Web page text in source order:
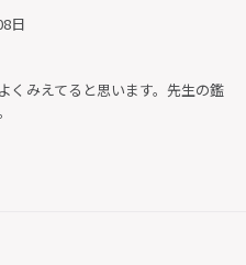
日
くみえてると思います。先生の鑑